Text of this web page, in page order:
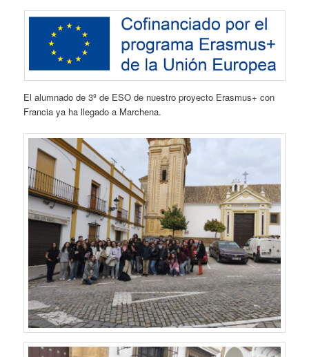
El alumnado de 3º de ESO de nuestro proyecto Erasmus+ con
Francia ya ha llegado a Marchena.